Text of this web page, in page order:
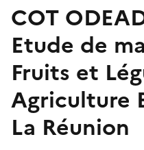
COT
Etude de
Fruits et
Agriculture
La Réunion